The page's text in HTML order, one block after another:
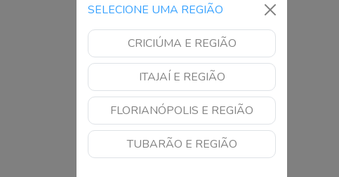
SELECIONE UMA REGIÃO
CRICIÚMA E REGIÃO
ITAJAÍ E REGIÃO
FLORIANÓPOLIS E REGIÃO
TUBARÃO E REGIÃO